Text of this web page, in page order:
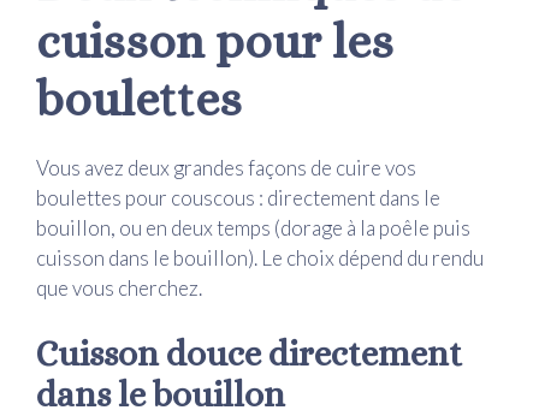
cuisson pour les
boulettes
Vous avez deux grandes façons de cuire vos
boulettes pour couscous : directement dans le
bouillon, ou en deux temps (dorage à la poêle puis
cuisson dans le bouillon). Le choix dépend du rendu
que vous cherchez.
Cuisson douce directement
dans le bouillon